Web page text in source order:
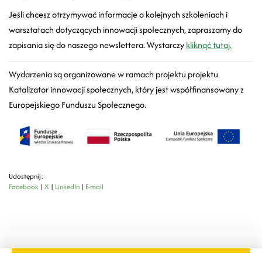
Jeśli chcesz otrzymywać informacje o kolejnych szkoleniach i
warsztatach dotyczących innowacji społecznych, zapraszamy do
zapisania się do naszego newslettera. Wystarczykliknąć tutaj.
Wydarzenia są organizowane w ramach projektu projektu
Katalizator innowacji społecznych, który jest współfinansowany z
Europejskiego Funduszu Społecznego.
Udostępnij:
Facebook | X | LinkedIn | E-mail